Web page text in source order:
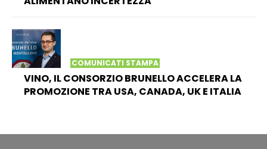
COMUNICATI STAMPA
VINO, IL CONSORZIO BRUNELLO ACCELERA LA
PROMOZIONE TRA USA, CANADA, UK E ITALIA